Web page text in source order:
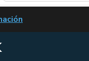
EN ARGENTINA: